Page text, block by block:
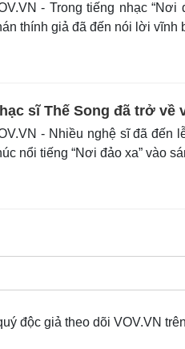
- Trong tiếng nhạc “Nơi
thính giả đã đến nói lời vĩnh
sĩ Thế Song đã trở về
- Nhiều nghệ sĩ đã đến
nổi tiếng “Nơi đảo xa” vào
độc giả theo dõi VOV.VN trên